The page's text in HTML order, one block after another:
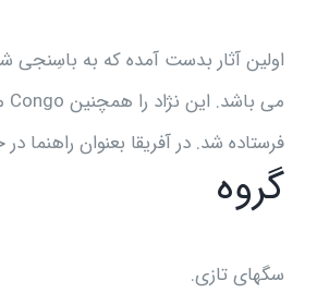
فرستاده شد. در آفریقا بعنوان
گروه
سگهای تازی.